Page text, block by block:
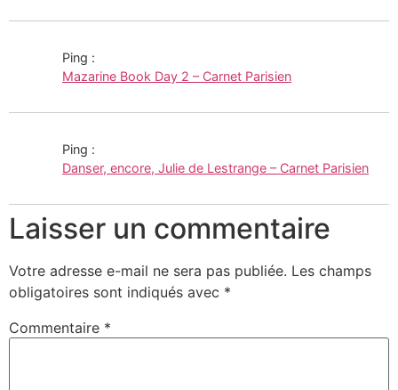
Ping :
Mazarine Book Day 2 – Carnet Parisien
Ping :
Danser, encore, Julie de Lestrange – Carnet Parisien
Laisser un commentaire
Votre adresse e-mail ne sera pas publiée. Les champs
obligatoires sont indiqués avec *
Commentaire *